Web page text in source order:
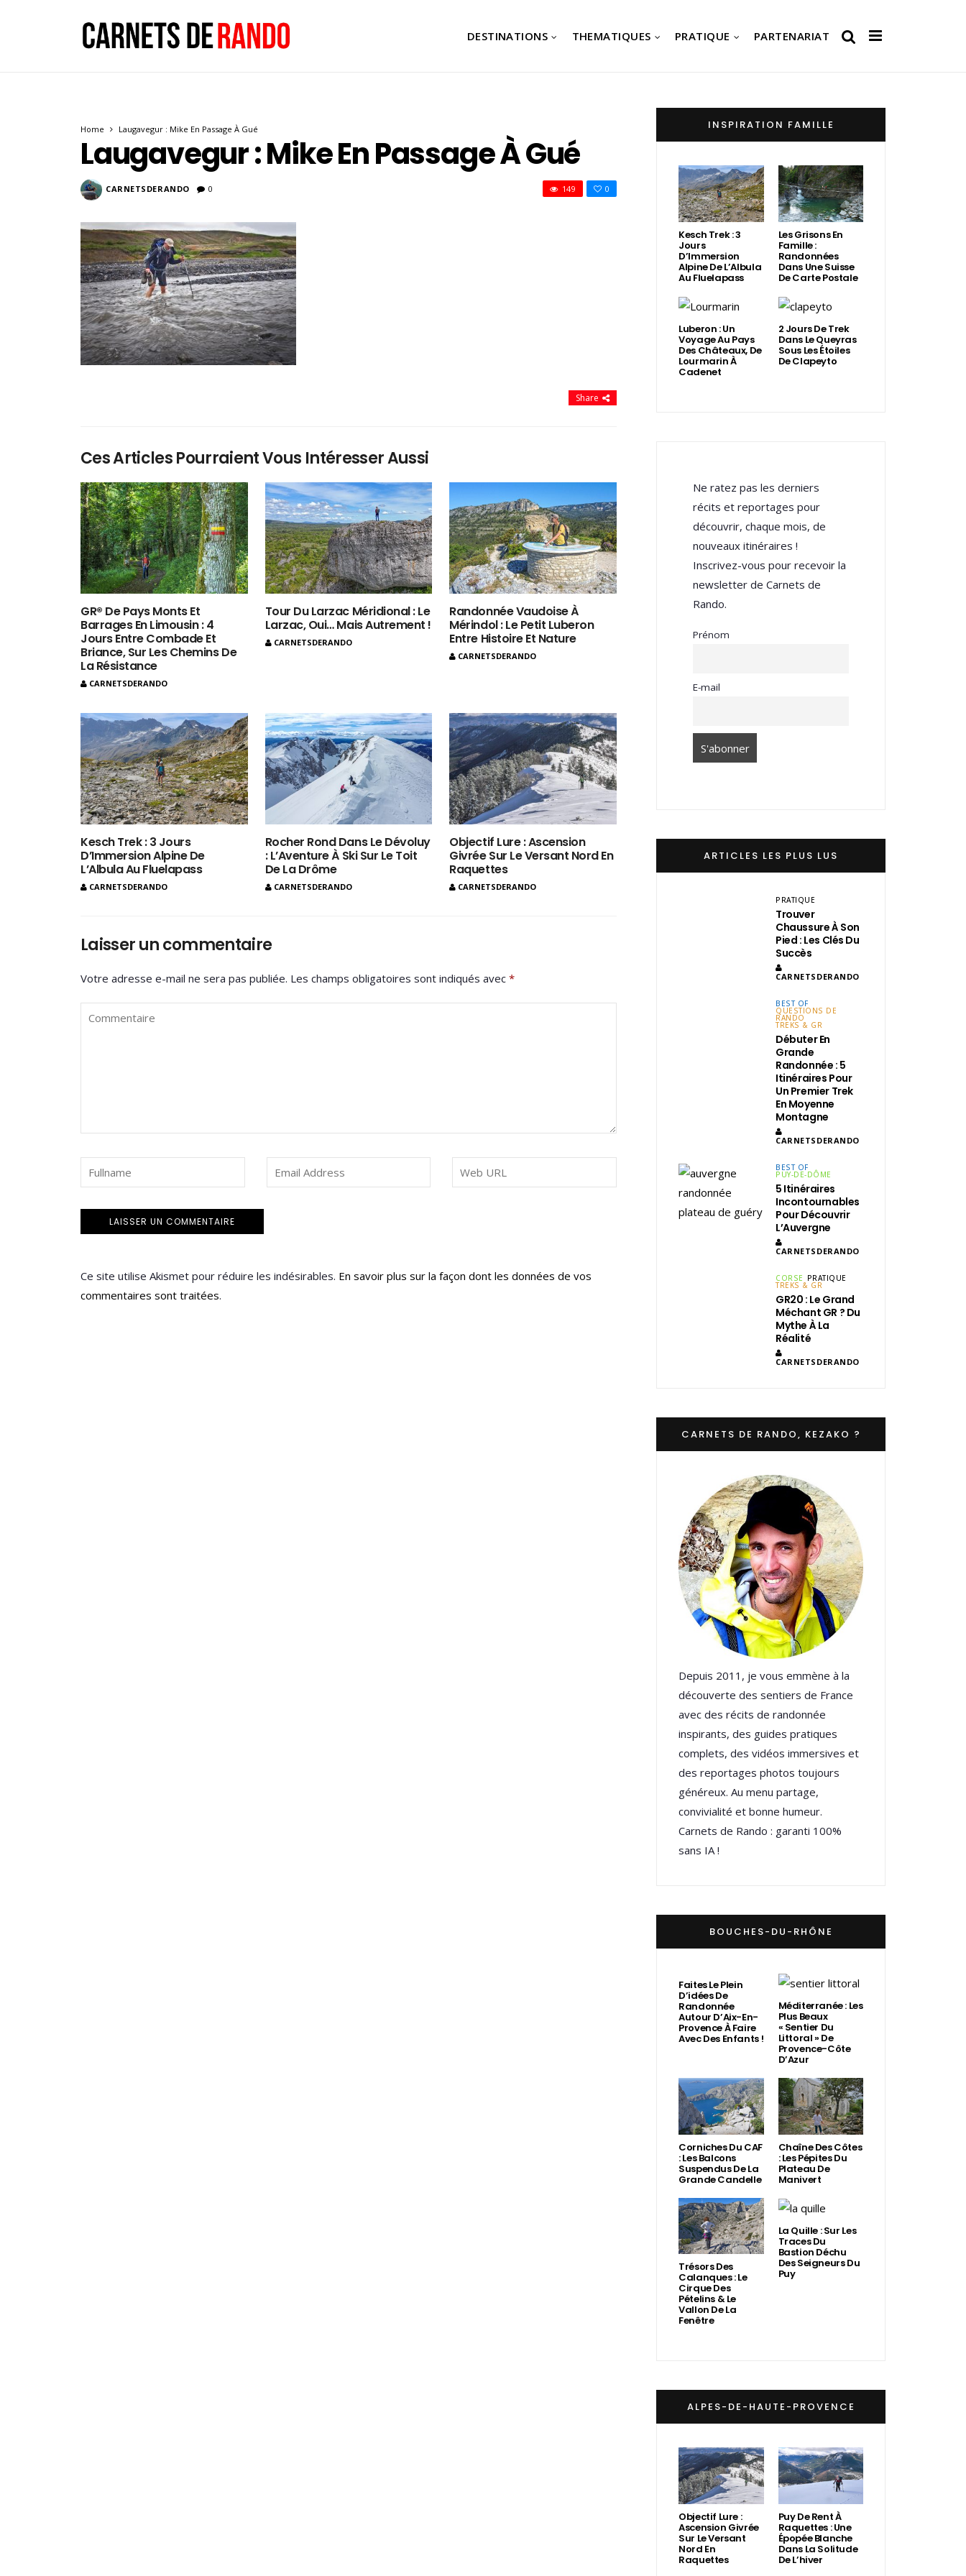
DESTINATIONS THEMATIQUES PRATIQUE PARTENARIAT
Home Laugavegur : Mike En Passage À Gué
Laugavegur : Mike En Passage À Gué
CARNETSDERANDO 0 0
149
Share
Ces Articles Pourraient Vous Intéresser Aussi
GR® De Pays Monts Et
Barrages En Limousin : 4
Jours Entre Combade Et
Briance, Sur Les Chemins De
La Résistance
CARNETSDERANDO
Tour Du Larzac Méridional : Le
Larzac, Oui… Mais Autrement !
CARNETSDERANDO
Randonnée Vaudoise À
Mérindol : Le Petit Luberon
Entre Histoire Et Nature
CARNETSDERANDO
Kesch Trek : 3 Jours
D’Immersion Alpine De
L’Albula Au Fluelapass
CARNETSDERANDO
Rocher Rond Dans Le Dévoluy
: L’Aventure À Ski Sur Le Toit
De La Drôme
CARNETSDERANDO
Objectif Lure : Ascension
Givrée Sur Le Versant Nord En
Raquettes
CARNETSDERANDO
Laisser un commentaire
Votre adresse e-mail ne sera pas publiée. Les champs obligatoires sont indiqués avec *
Ce site utilise Akismet pour réduire les indésirables. En savoir plus sur la façon dont les données de vos
commentaires sont traitées.
INSPIRATION FAMILLE
Kesch Trek : 3
Jours
D’Immersion
Alpine De L’Albula
Au Fluelapass
Les Grisons En
Famille :
Randonnées
Dans Une Suisse
De Carte Postale
Luberon : Un
Voyage Au Pays
Des Châteaux, De
Lourmarin À
Cadenet
2 Jours De Trek
Dans Le Queyras
Sous Les Étoiles
De Clapeyto
Ne ratez pas les derniers
récits et reportages pour
découvrir, chaque mois, de
nouveaux itinéraires !
Inscrivez-vous pour recevoir la
newsletter de Carnets de
Rando.
Prénom
E-mail
ARTICLES LES PLUS LUS
PRATIQUE
Trouver
Chaussure À Son
Pied : Les Clés Du
Succès
CARNETSDERANDO
BEST OF
QUESTIONS DE
RANDO
TREKS & GR
Débuter En
Grande
Randonnée : 5
Itinéraires Pour
Un Premier Trek
En Moyenne
Montagne
CARNETSDERANDO
BEST OF
PUY-DE-DÔME
5 Itinéraires
Incontournables
Pour Découvrir
L’Auvergne
CARNETSDERANDO
CORSE PRATIQUE
TREKS & GR
GR20 : Le Grand
Méchant GR ? Du
Mythe À La
Réalité
CARNETSDERANDO
CARNETS DE RANDO, KEZAKO ?
Depuis 2011, je vous emmène à la
découverte des sentiers de France
avec des récits de randonnée
inspirants, des guides pratiques
complets, des vidéos immersives et
des reportages photos toujours
généreux. Au menu partage,
convivialité et bonne humeur.
Carnets de Rando : garanti 100%
sans IA !
BOUCHES-DU-RHÔNE
Faites Le Plein
D’idées De
Randonnée
Autour D’Aix-En-
Provence À Faire
Avec Des Enfants !
Méditerranée : Les
Plus Beaux
« Sentier Du
Littoral » De
Provence-Côte
D’Azur
Corniches Du CAF
: Les Balcons
Suspendus De La
Grande Candelle
Chaîne Des Côtes
: Les Pépites Du
Plateau De
Manivert
Trésors Des
Calanques : Le
Cirque Des
Pételins & Le
Vallon De La
Fenêtre
La Quille : Sur Les
Traces Du
Bastion Déchu
Des Seigneurs Du
Puy
ALPES-DE-HAUTE-PROVENCE
Objectif Lure :
Ascension Givrée
Sur Le Versant
Nord En
Raquettes
Puy De Rent À
Raquettes : Une
Épopée Blanche
Dans La Solitude
De L’hiver